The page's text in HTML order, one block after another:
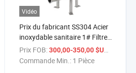
Vidéo
Prix du fabricant SS304 Acier
inoxydable sanitaire 1# Filtre
à sac à entrée supérieure avec
bride d'extraction
Prix FOB: 300,00-350,00 $US
Commande Min.: 1 Pièce